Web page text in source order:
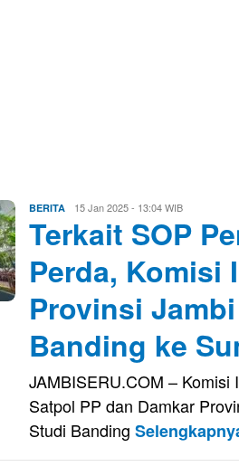
BERITA Edo
Guntara
15 Jan 2025 - 13:04 WIB
Terkait SOP
Perda, Komisi
Provinsi
Banding ke
JAMBISERU.COM – Komisi
Satpol PP dan Damkar
Studi Banding